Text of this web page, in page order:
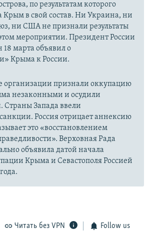
по результатам которого
Крым в свой состав. Ни Украина, ни
ни США не признали результаты
мероприятии. Президент России
марта объявил о
Крыма к России.
признали оккупацию
незаконными и осудили
Страны Запада ввели
Россия отрицает аннексию
это «восстановлением
Верховная Рада
объявила датой начала
Крыма и Севастополя Россией
Читать без VPN Follow us